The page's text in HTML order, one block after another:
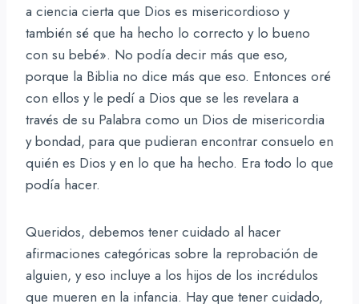
a ciencia cierta que Dios es misericordioso y
también sé que ha hecho lo correcto y lo bueno
con su bebé». No podía decir más que eso,
porque la Biblia no dice más que eso. Entonces oré
con ellos y le pedí a Dios que se les revelara a
través de su Palabra como un Dios de misericordia
y bondad, para que pudieran encontrar consuelo en
quién es Dios y en lo que ha hecho. Era todo lo que
podía hacer.
Queridos, debemos tener cuidado al hacer
afirmaciones categóricas sobre la reprobación de
alguien, y eso incluye a los hijos de los incrédulos
que mueren en la infancia. Hay que tener cuidado,